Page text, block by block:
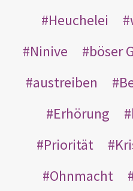
Heuchelei
Ninive
böser
austreiben
Erhörung
Priorität
Ohnmacht